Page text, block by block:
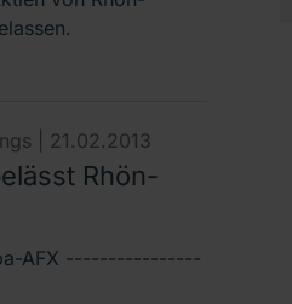
| 21.02.2013
Rhön-
AFX ----------------